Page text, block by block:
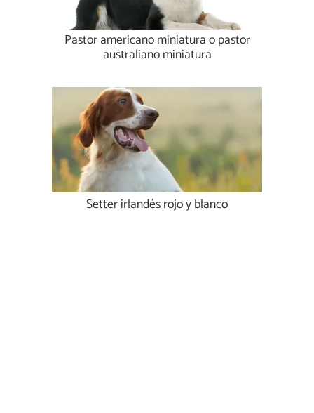
Pastor americano miniatura o pastor
australiano miniatura
Setter irlandés rojo y blanco